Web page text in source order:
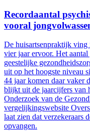
Recordaantal
vooral
De huisartsenpraktijk ving
vier jaar ervoor. Het
geestelijke
uit op het hoogste niveau
44 jaar komen daar vaker
blijkt uit de jaarcijfers van
Onderzoek van de
vergelijkingswebsite
laat zien dat verzekeraars
opvangen.